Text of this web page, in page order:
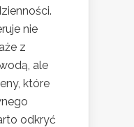
nie
z
ale
które
odkryć